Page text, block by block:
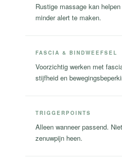
Rustige massage kan
minder alert te maken.
FASCIA & BINDWEEFSEL
Voorzichtig werken met
stijfheid en
TRIGGERPOINTS
Alleen wanneer passend.
zenuwpijn heen.